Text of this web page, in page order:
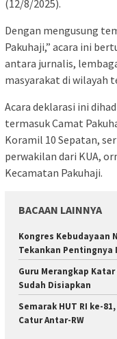
(12/8/2025).
Dengan mengusung
Pakuhaji,” acara ini
antara jurnalis,
masyarakat di wilayah
Acara deklarasi ini
termasuk Camat
Koramil 10 Sepatan,
perwakilan dari KUA,
Kecamatan Pakuhaji.
BACAAN LAINNYA
Kongres Kebudayaan
Tekankan
Guru Merangkap Katar
Sudah Disiapkan
Semarak HUT RI ke-
Catur Antar-RW